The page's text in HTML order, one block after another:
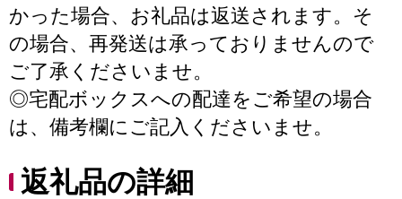
かった場合、お礼品は返送されます。そ
の場合、再発送は承っておりませんので
ご了承くださいませ。
◎宅配ボックスへの配達をご希望の場合
は、備考欄にご記入くださいませ。
返礼品の詳細